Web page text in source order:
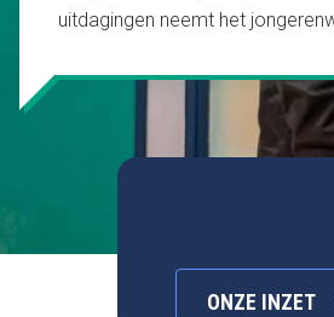
uitdagingen neemt het
ONZE INZET